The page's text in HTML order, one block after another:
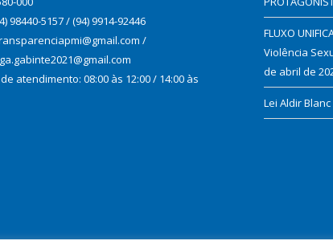
98440-5157 / (94) 9914-92446
/
atendimento: 08:00 às 12:00 / 14:00 às
FLUXO
Violência
de abril de
Lei Aldir Blanc